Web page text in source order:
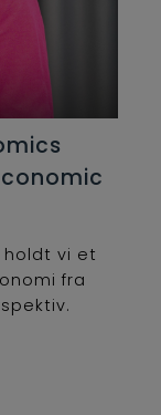
holdt vi et
fra